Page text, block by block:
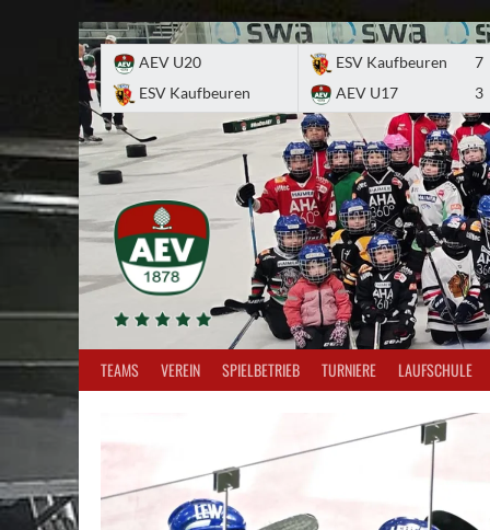
AEV U20
ESV Kaufbeuren
ESV Kaufbeuren
7
AEV U17
3
TEAMS VEREIN SPIELBETRIEB TURNIERE LAUFSCHULE